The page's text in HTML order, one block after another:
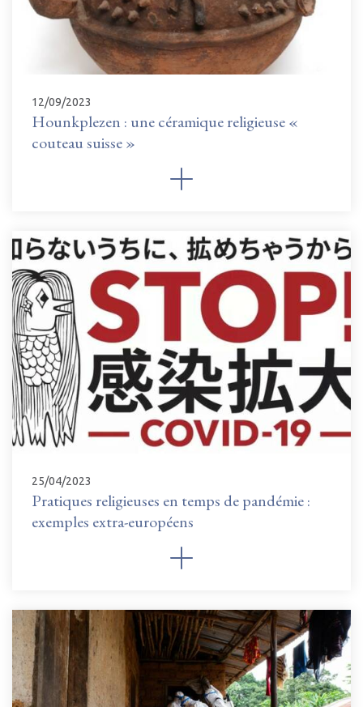
12/09/2023
Hounkplezen : une céramique religieuse «
couteau suisse »
25/04/2023
Pratiques religieuses en temps de pandémie :
exemples extra-européens